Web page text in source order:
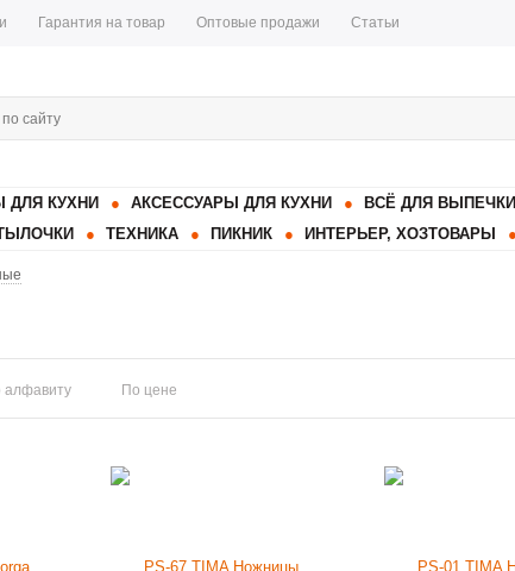
Гарантия на товар Оптовые продажи Статьи
ДЛЯ КУХНИ АКСЕССУАРЫ ДЛЯ КУХНИ ВСЁ ДЛЯ ВЫПЕЧКИ
ТЕХНИКА ПИКНИК ИНТЕРЬЕР, ХОЗТОВАРЫ
алфавиту По цене